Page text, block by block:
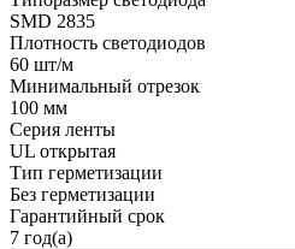
SMD 2835
Плотность светодиодов
60 шт/м
Минимальный отрезок
100 мм
Серия ленты
UL открытая
Тип герметизации
Без герметизации
Гарантийный срок
7 год(а)